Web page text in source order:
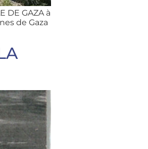
DE GAZA à
de Gaza